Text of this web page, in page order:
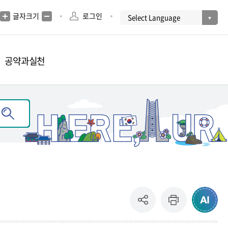
글자크기 로그인
공약과실천